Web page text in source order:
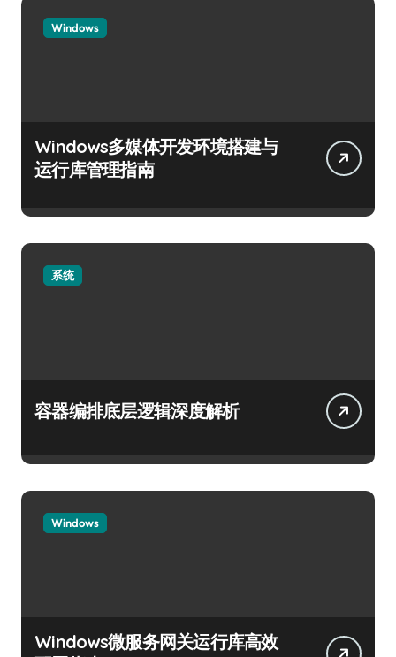
Windows
Windows多媒体开发环境搭建与
运行库管理指南
系统
容器编排底层逻辑深度解析
Windows
Windows微服务网关运行库高效